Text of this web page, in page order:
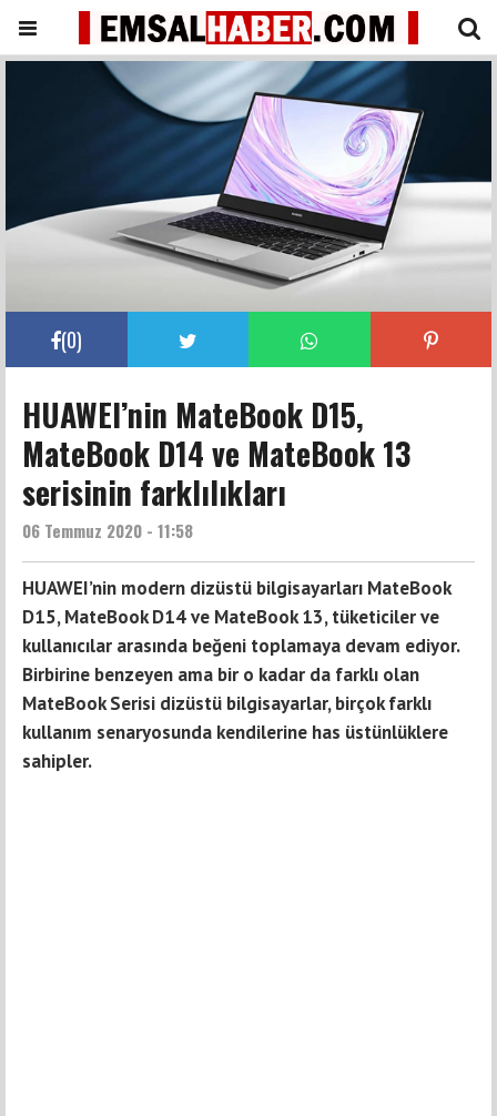
(0)
HUAWEI’nin MateBook D15,
MateBook D14 ve MateBook 13
serisinin farklılıkları
06 Temmuz 2020 - 11:58
HUAWEI’nin modern dizüstü bilgisayarları MateBook
D15, MateBook D14 ve MateBook 13, tüketiciler ve
kullanıcılar arasında beğeni toplamaya devam ediyor.
Birbirine benzeyen ama bir o kadar da farklı olan
MateBook Serisi dizüstü bilgisayarlar, birçok farklı
kullanım senaryosunda kendilerine has üstünlüklere
sahipler.